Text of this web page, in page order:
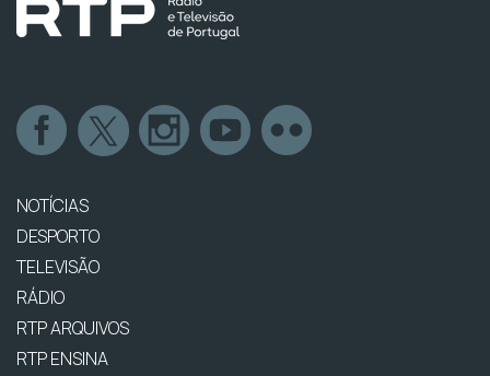
NOTÍCIAS
DESPORTO
TELEVISÃO
RÁDIO
RTP ARQUIVOS
RTP ENSINA